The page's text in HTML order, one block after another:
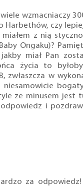
wzmacniaczy
Harbethów, czy
z nią
Ongaku)?
miał Pan
życia to
zwłaszcza w
niesamowicie
że minusem jest
i
za odpowiedz!